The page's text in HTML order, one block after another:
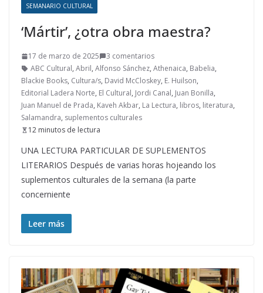
SEMANARIO CULTURAL
‘Mártir’, ¿otra obra maestra?
17 de marzo de 2025
3 comentarios
ABC Cultural, Abril, Alfonso Sánchez, Athenaica, Babelia,
Blackie Books, Cultura/s, David McCloskey, E. Huilson,
Editorial Ladera Norte, El Cultural, Jordi Canal, Juan Bonilla,
Juan Manuel de Prada, Kaveh Akbar, La Lectura, libros, literatura,
Salamandra, suplementos culturales
12 minutos de lectura
UNA LECTURA PARTICULAR DE SUPLEMENTOS
LITERARIOS Después de varias horas hojeando los
suplementos culturales de la semana (la parte
concerniente
Leer más